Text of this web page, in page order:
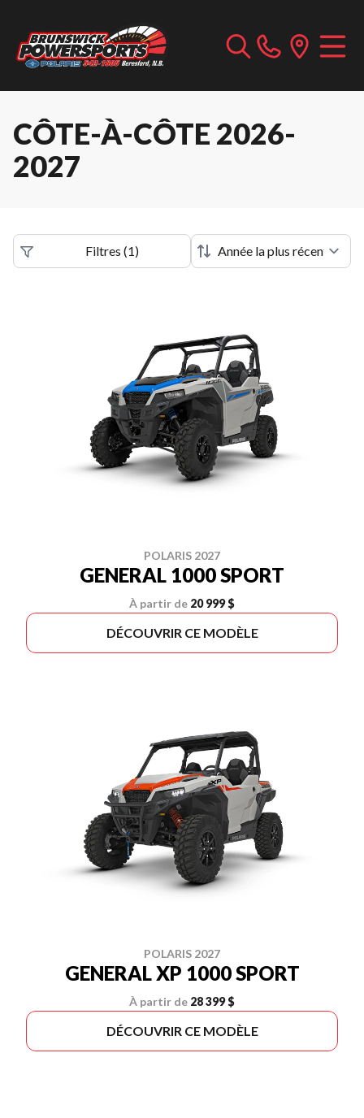
CÔTE-À-CÔTE 2026-
2027
Filtres (1)
POLARIS 2027
GENERAL 1000 SPORT
À partir de 20 999 $
DÉCOUVRIR CE MODÈLE
POLARIS 2027
GENERAL XP 1000 SPORT
À partir de 28 399 $
DÉCOUVRIR CE MODÈLE